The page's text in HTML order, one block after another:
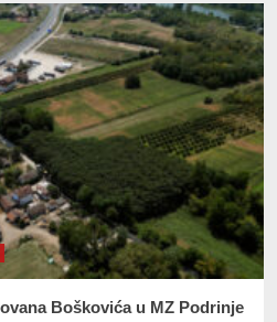
Boškovića u MZ Podrinje